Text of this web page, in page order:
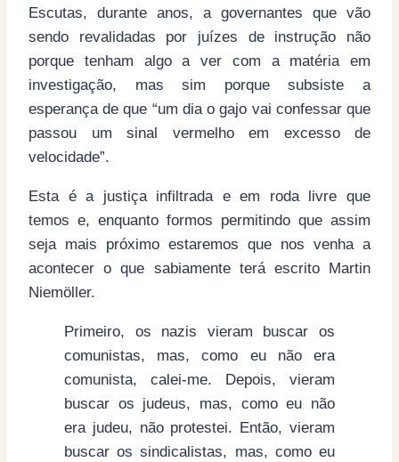
Escutas, durante anos, a governantes que vão
sendo revalidadas por juízes de instrução não
porque tenham algo a ver com a matéria em
investigação, mas sim porque subsiste a
esperança de que “um dia o gajo vai confessar que
passou um sinal vermelho em excesso de
velocidade”.
Esta é a justiça infiltrada e em roda livre que
temos e, enquanto formos permitindo que assim
seja mais próximo estaremos que nos venha a
acontecer o que sabiamente terá escrito Martin
Niemöller.
Primeiro, os nazis vieram buscar os
comunistas, mas, como eu não era
comunista, calei-me. Depois, vieram
buscar os judeus, mas, como eu não
era judeu, não protestei. Então, vieram
buscar os sindicalistas, mas, como eu